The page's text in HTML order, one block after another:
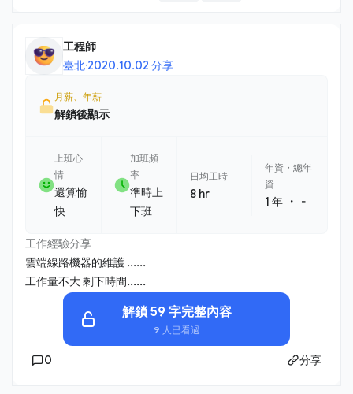
工程師
臺北·2020.10.02 分享
月薪、年薪
解鎖後顯示
上班心
情
還算愉
快
加班頻
率
準時上
下班
日均工時
8 hr
年資・總年
資
1 年 ・ -
工作經驗分享
雲端線路機器的維護 ......
工作量不大 剩下時間......
解鎖 59 字完整內容
9 人已看過
0 分享